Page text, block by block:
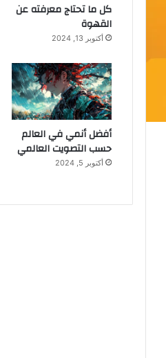
كل ما تحتاج معرفته عن
القهوة
أكتوبر 13, 2024
أفضل أنمي في العالم
حسب التصويت العالمي
أكتوبر 5, 2024